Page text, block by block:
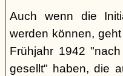
Auch wenn die
werden können,
Frühjahr 1942
gesellt" haben, die